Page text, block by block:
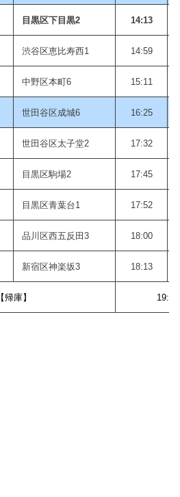
目黒区下目黒2 14:13
渋谷区恵比寿西1 14:59
中野区本町6 15:11
世田谷区成城6 16:25
世田谷区太子堂2 17:32
目黒区駒場2 17:45
目黒区青葉台1 17:52
品川区西五反田3 18:00
新宿区神楽坂3 18:13
【帰庫】 19:01